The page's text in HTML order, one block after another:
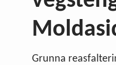
Grunna